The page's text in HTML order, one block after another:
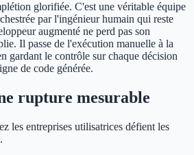
glorifiée. C'est une véritable équipe
par l'ingénieur humain qui reste
augmenté ne perd pas son
Il passe de l'exécution manuelle à la
gardant le contrôle sur chaque décision
de code générée.
rupture mesurable
les entreprises utilisatrices défient les